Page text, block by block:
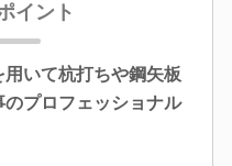
イント
いて杭打ちや鋼矢板
プロフェッショナル